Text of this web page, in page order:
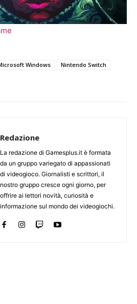
Windows
Nintendo Switch
Redazione
La redazione di Gamesplus.it è formata
da un gruppo variegato di appassionati
di videogioco. Giornalisti e scrittori, il
nostro gruppo cresce ogni giorno, per
offrire ai lettori novità, curiosità e
informazione sul mondo dei videogiochi.